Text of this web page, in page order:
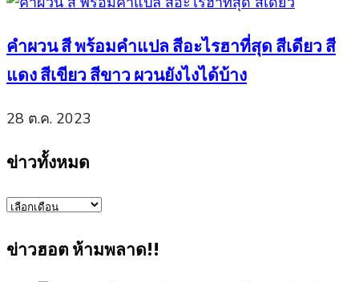
คำผวน สี พร้อมคำแปล สีอะไรฮาที่สุด สีเดียว สี
แดง สีเขียว สีขาว ผวนยังไงได้บ้าง
28 ต.ค. 2023
ข่าวทั้งหมด
ข่าว
ข่าวฮอต ห้ามพลาด!!